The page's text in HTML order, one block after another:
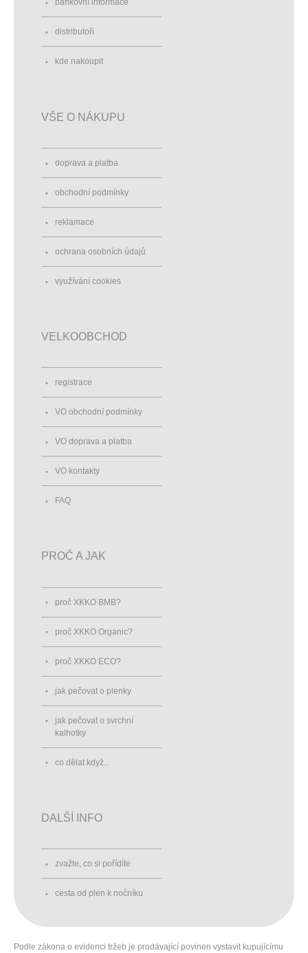
bankovní informace
distributoři
kde nakoupit
VŠE O NÁKUPU
doprava a platba
obchodní podmínky
reklamace
ochrana osobních údajů
využívání cookies
VELKOOBCHOD
registrace
VO obchodní podmínky
VO doprava a platba
VO kontakty
FAQ
PROČ A JAK
proč XKKO BMB?
proč XKKO Organic?
proč XKKO ECO?
jak pečovat o plenky
jak pečovat o svrchní
kalhotky
co dělat když...
DALŠÍ INFO
zvažte, co si pořídíte
cesta od plen k nočníku
Podle zákona o evidenci tržeb je prodávající povinen vystavit kupujícímu